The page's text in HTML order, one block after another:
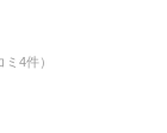
4件）